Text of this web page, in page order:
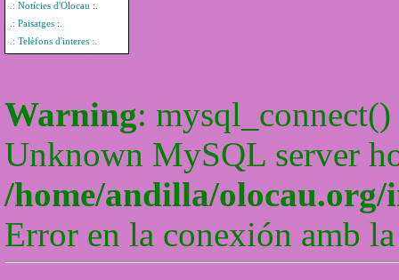
.: Notícies d'Olocau :.
.: Paisatges :.
.: Telèfons d'interes :.
Warning:
Unknown MySQL server
/home/andilla/olocau.org/
Error en la conexión amb